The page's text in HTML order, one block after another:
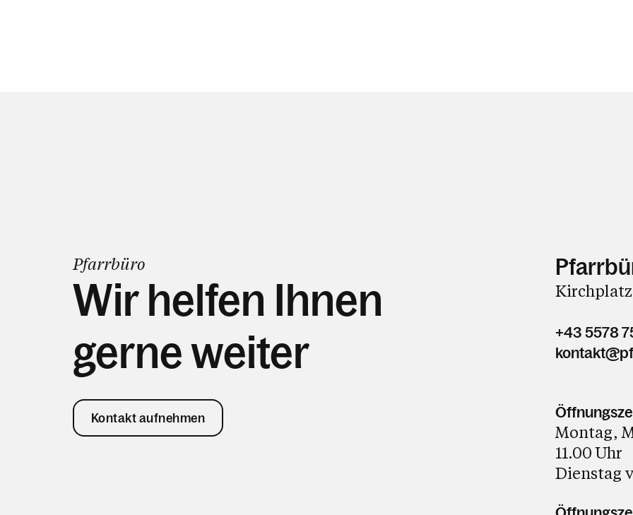
Pfarrbüro
Wir helfen Ihnen
gerne weiter
Kontakt aufnehmen
Kirchplatz
+43 5578
Montag,
11.00 Uhr
Dienstag